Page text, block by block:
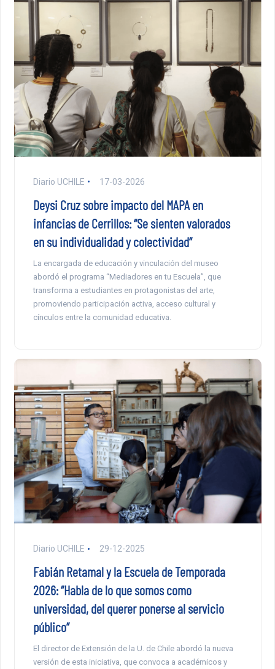
Diario UCHILE 17-03-2026
Deysi Cruz sobre impacto del MAPA en
infancias de Cerrillos: “Se sienten valorados
en su individualidad y colectividad”
La encargada de educación y vinculación del museo
abordó el programa “Mediadores en tu Escuela”, que
transforma a estudiantes en protagonistas del arte,
promoviendo participación activa, acceso cultural y
cínculos entre la comunidad educativa.
Diario UCHILE 29-12-2025
Fabián Retamal y la Escuela de Temporada
2026: “Habla de lo que somos como
universidad, del querer ponerse al servicio
público”
El director de Extensión de la U. de Chile abordó la nueva
versión de esta iniciativa, que convoca a académicos y